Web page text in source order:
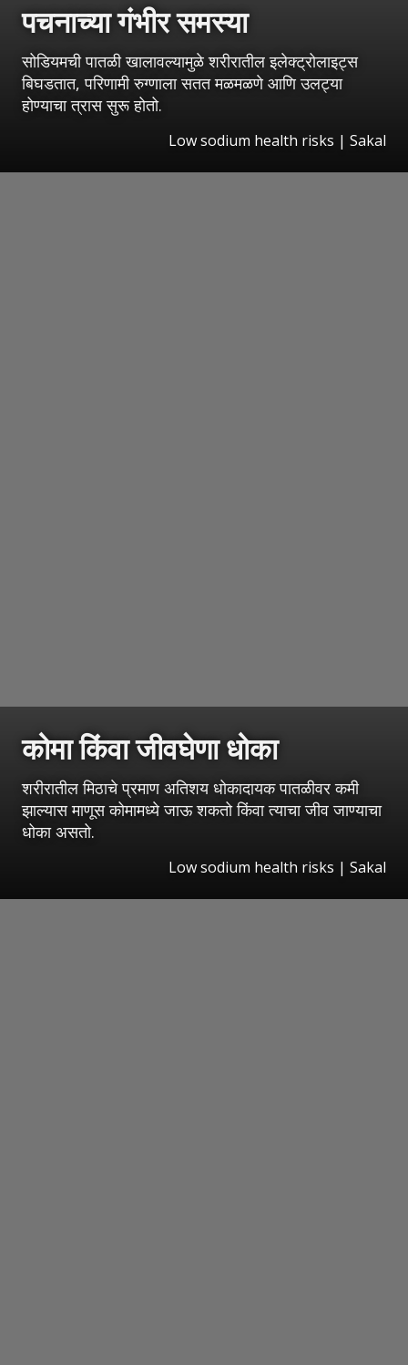
पचनाच्या गंभीर समस्या
सोडियमची पातळी खालावल्यामुळे शरीरातील इलेक्ट्रोलाइट्स
बिघडतात, परिणामी रुग्णाला सतत मळमळणे आणि उलट्या
होण्याचा त्रास सुरू होतो.
Low sodium health risks | Sakal
कोमा किंवा जीवघेणा धोका
शरीरातील मिठाचे प्रमाण अतिशय धोकादायक पातळीवर कमी
झाल्यास माणूस कोमामध्ये जाऊ शकतो किंवा त्याचा जीव जाण्याचा
धोका असतो.
Low sodium health risks | Sakal